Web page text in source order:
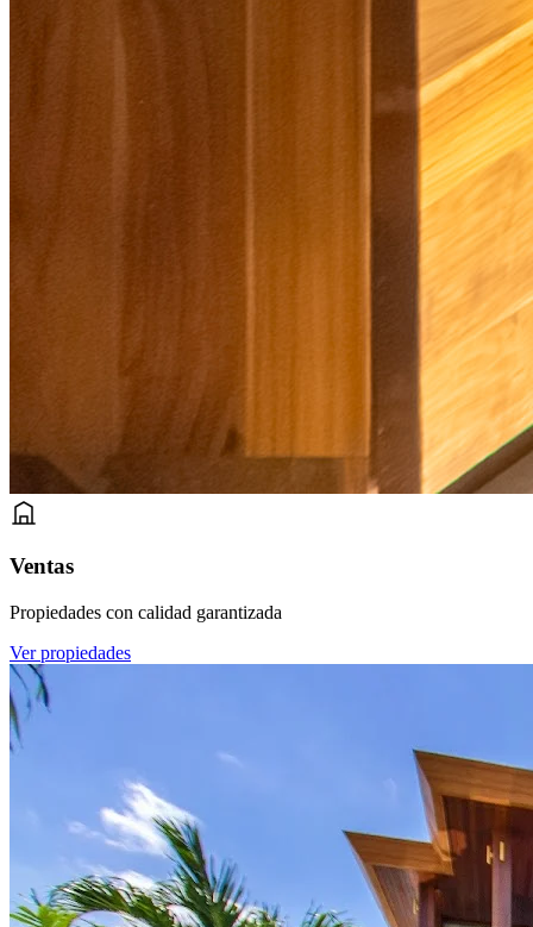
Ventas
Propiedades con calidad garantizada
Ver propiedades